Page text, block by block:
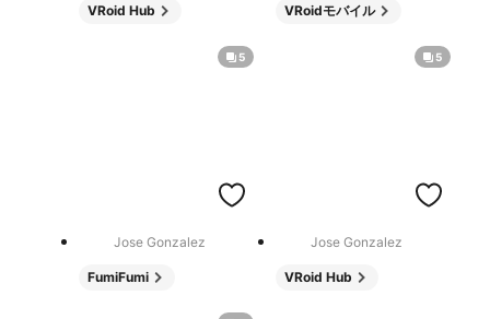
VRoid Hub VRoidモバイル
5
Jose Gonzalez
FumiFumi
5
Jose Gonzalez
VRoid Hub